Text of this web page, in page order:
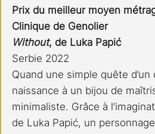
Prix du meilleur moyen
Clinique de Genolier
Without, de Luka Papić
Serbie 2022
Quand une simple quête
naissance à un bijou de
minimaliste. Grâce à
de Luka Papić, un